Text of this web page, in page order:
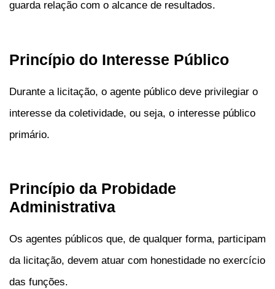
guarda relação com o alcance de resultados.
Princípio do Interesse Público
Durante a licitação, o agente público deve privilegiar o
interesse da coletividade, ou seja, o interesse público
primário.
Princípio da Probidade
Administrativa
Os agentes públicos que, de qualquer forma, participam
da licitação, devem atuar com honestidade no exercício
das funções.